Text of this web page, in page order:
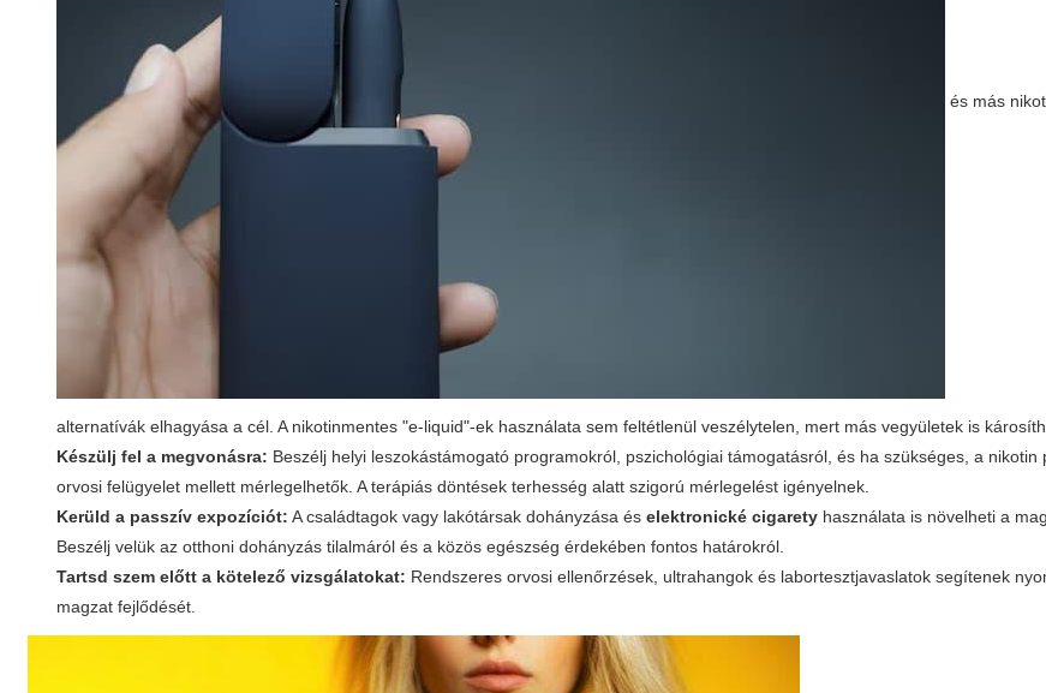
és más
alternatívák elhagyása a cél. A nikotinmentes "e-liquid"-ek használata sem feltétlenül veszélytelen, mert más vegyületek is
Készülj fel a megvonásra: Beszélj helyi leszokástámogató programokról, pszichológiai támogatásról, és ha szükséges, a nikotin
orvosi felügyelet mellett mérlegelhetők. A terápiás döntések terhesség alatt szigorú mérlegelést igényelnek.
Kerüld a passzív expozíciót: A családtagok vagy lakótársak dohányzása éselektronické cigarety használata is növelheti a
Beszélj velük az otthoni dohányzás tilalmáról és a közös egészség érdekében fontos határokról.
Tartsd szem előtt a kötelező vizsgálatokat: Rendszeres orvosi ellenőrzések, ultrahangok és labortesztjavaslatok segítenek
magzat fejlődését.